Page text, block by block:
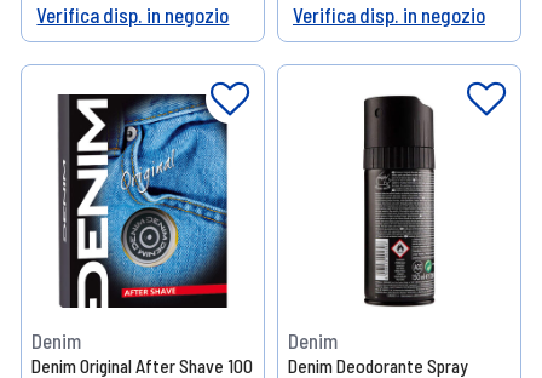
Help
Verifica disp. in negozio
Help
Verifica disp. in negozio
Denim
Denim Original After Shave 100
Denim
Denim Deodorante Spray